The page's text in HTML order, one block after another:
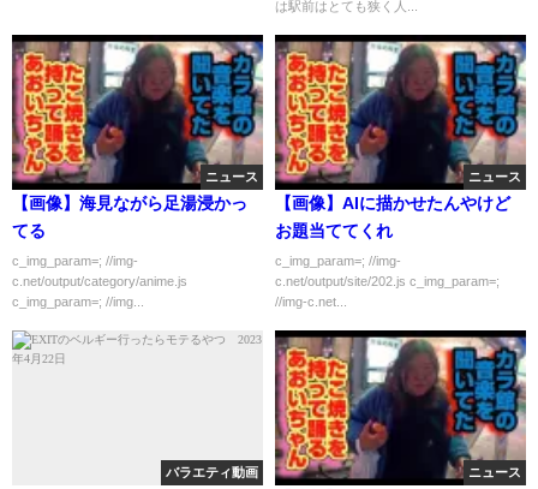
は駅前はとても狭く人...
ニュース
【画像】海見ながら足湯浸かっ
てる
c_img_param=; //img-
c.net/output/category/anime.js
c_img_param=; //img...
ニュース
【画像】AIに描かせたんやけど
お題当ててくれ
c_img_param=; //img-
c.net/output/site/202.js c_img_param=;
//img-c.net...
バラエティ動画 ニュース